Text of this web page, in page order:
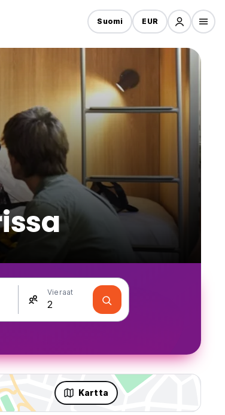
Suomi EUR
Vieraat
Kartta